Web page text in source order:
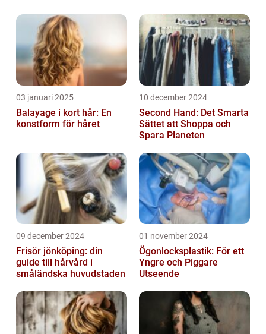
03 januari 2025
Balayage i kort hår: En
konstform för håret
10 december 2024
Second Hand: Det Smarta
Sättet att Shoppa och
Spara Planeten
09 december 2024
Frisör jönköping: din
guide till hårvård i
småländska huvudstaden
01 november 2024
Ögonlocksplastik: För ett
Yngre och Piggare
Utseende